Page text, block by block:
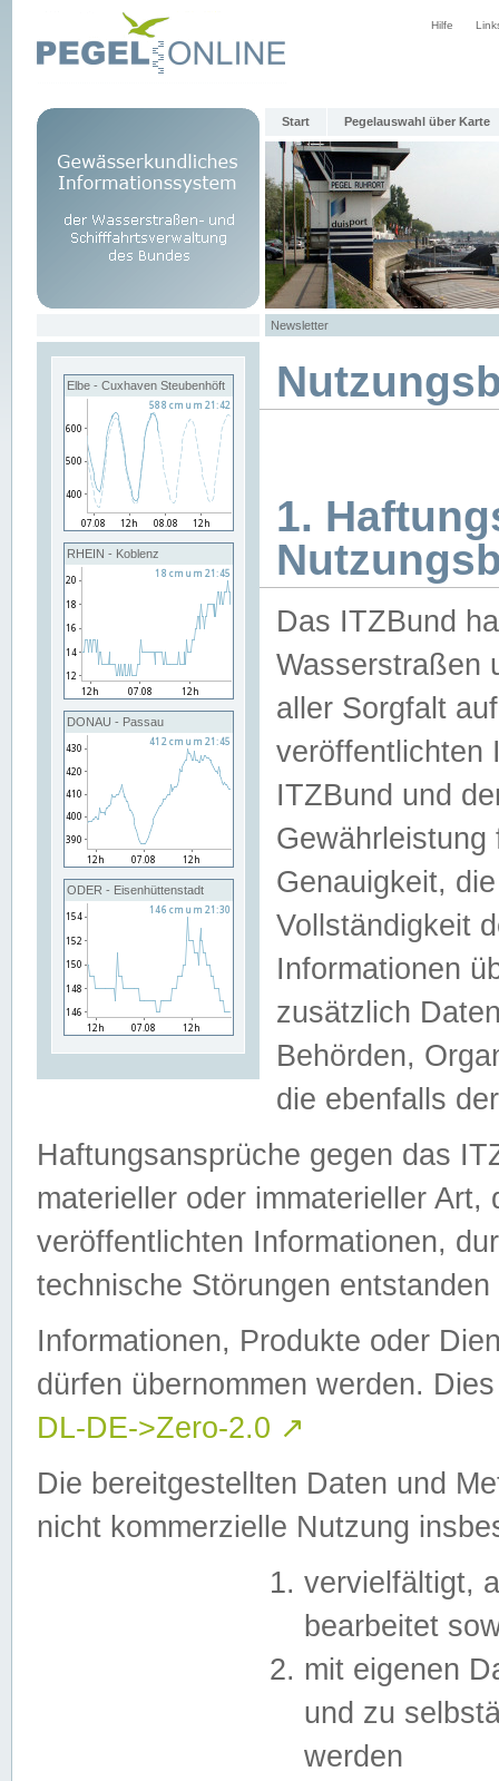
Hilfe
Start Pegelauswahl über Karte
Newsletter
Elbe - Cuxhaven Steubenhöft
RHEIN - Koblenz
DONAU - Passau
ODER - Eisenhüttenstadt
1.
Das ITZBund
Wasserstraßen
aller Sorgfalt
veröffentlichten
ITZBund und
Genauigkeit,
Vollständigkeit
Informationen
zusätzlich
Behörden,
die ebenfalls
Haftungsansprüche gegen das
materieller oder immaterieller
veröffentlichten Informationen,
technische Störungen
Informationen, Produkte oder
dürfen übernommen werden.
DL-DE->Zero-2.0 ↗
Die bereitgestellten Daten und
nicht kommerzielle Nutzung
vervielfältigt,
bearbeitet
mit eigenen
und zu
werden